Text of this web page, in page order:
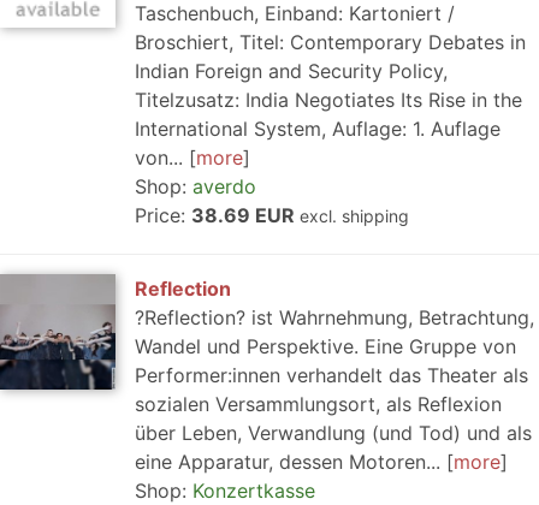
Taschenbuch, Einband: Kartoniert /
Broschiert, Titel: Contemporary Debates in
Indian Foreign and Security Policy,
Titelzusatz: India Negotiates Its Rise in the
International System, Auflage: 1. Auflage
von...
more
Shop: averdo
Price: 38.69 EUR excl. shipping
Reflection
?Reflection? ist Wahrnehmung, Betrachtung,
Wandel und Perspektive. Eine Gruppe von
Performer:innen verhandelt das Theater als
sozialen Versammlungsort, als Reflexion
über Leben, Verwandlung (und Tod) und als
eine Apparatur, dessen Motoren...
more
Shop: Konzertkasse